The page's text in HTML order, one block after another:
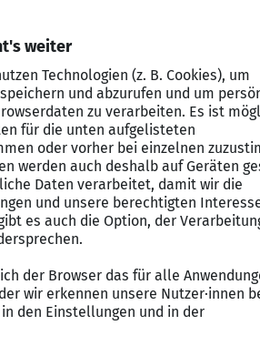
Ausschreibungsstrategien
mit den
vorteilhafter
zur Identifikation von Trends
von Maßnahmen zur
mit den internen
und strategische